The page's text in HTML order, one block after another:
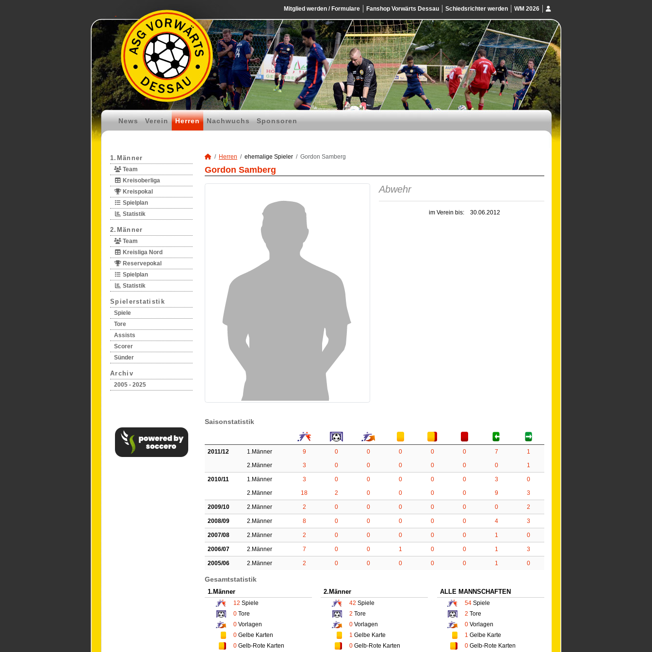
Mitglied werden / Formulare Fanshop Vorwärts Dessau Schiedsrichter werden WM 2026
News Verein Herren Nachwuchs Sponsoren
1.Männer
Team
Kreisoberliga
Kreispokal
Spielplan
Statistik
2.Männer
Team
Kreisliga Nord
Reservepokal
Spielplan
Statistik
Spielerstatistik
Spiele
Tore
Assists
Scorer
Sünder
Archiv
2005 - 2025
Herren ehemalige Spieler Gordon Samberg
Gordon Samberg
Abwehr
im Verein bis: 30.06.2012
Saisonstatistik
2011/12 1.Männer 9 0 0 0 0 0 7
1
2.Männer
3 0 0 0 0 0 0 1
2010/11 1.Männer 3 0 0 0 0 0 3
0
2.Männer
18 2 0 0 0 0 9 3
2009/10 2.Männer 2 0 0 0 0 0 0 2
2008/09 2.Männer 8 0 0 0 0 0 4 3
2007/08 2.Männer 2 0 0 0 0 0 1 0
2006/07 2.Männer 7 0 0 1 0 0 1 3
2005/06 2.Männer 2 0 0 0 0 0 1 0
Gesamtstatistik
1.Männer
12 Spiele
0 Tore
0 Vorlagen
0 Gelbe Karten
0 Gelb-Rote Karten
2.Männer
42 Spiele
2 Tore
0 Vorlagen
1 Gelbe Karte
0 Gelb-Rote Karten
ALLE MANNSCHAFTEN
54Spiele
2 Tore
0Vorlagen
1 Gelbe Karte
0Gelb-Rote Karten